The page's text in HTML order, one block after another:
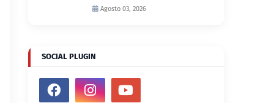
Agosto 03, 2026
SOCIAL PLUGIN